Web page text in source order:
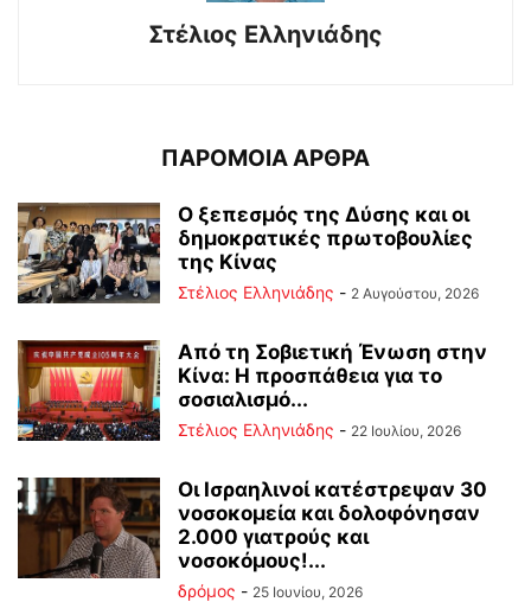
Στέλιος Ελληνιάδης
ΠΑΡΟΜΟΙΑ ΑΡΘΡΑ
Ο ξεπεσμός της Δύσης και οι
δημοκρατικές πρωτοβουλίες
της Κίνας
Στέλιος Ελληνιάδης - 2 Αυγούστου, 2026
Από τη Σοβιετική Ένωση στην
Κίνα: Η προσπάθεια για το
σοσιαλισμό...
Στέλιος Ελληνιάδης - 22 Ιουλίου, 2026
Οι Ισραηλινοί κατέστρεψαν 30
νοσοκομεία και δολοφόνησαν
2.000 γιατρούς και
νοσοκόμους!...
δρόμος - 25 Ιουνίου, 2026